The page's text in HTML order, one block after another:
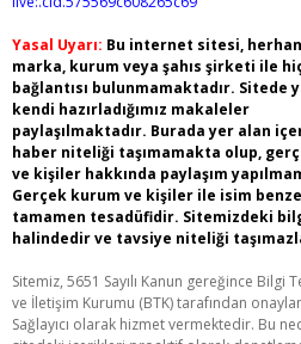
Yasal Uyarı: Bu internet sitesi,
marka, kurum veya şahıs şirketi ile
bağlantısı bulunmamaktadır. Sitede
kendi hazırladığımız makaleler
paylaşılmaktadır. Burada yer alan
haber niteliği taşımamakta olup,
ve kişiler hakkında paylaşım
Gerçek kurum ve kişiler ile isim
tamamen tesadüfidir. Sitemizdeki
halindedir ve tavsiye niteliği
Sitemiz, 5651 Sayılı Kanun gereğince Bilgi
ve İletişim Kurumu (BTK) tarafından
Sağlayıcı olarak hizmet vermektedir. Bu